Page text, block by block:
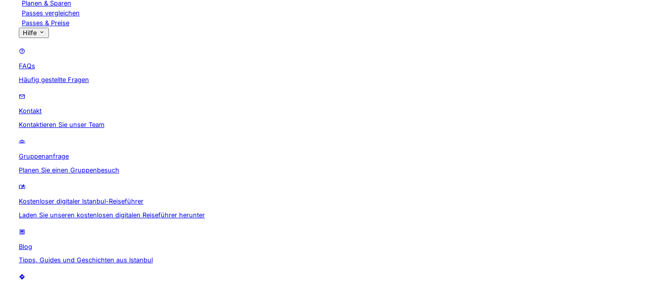
Planen & Sparen
Passes vergleichen
Passes & Preise
Hilfe
FAQs
Häufig gestellte Fragen
Kontakt
Kontaktieren Sie unser Team
Gruppenanfrage
Planen Sie einen Gruppenbesuch
Kostenloser digitaler Istanbul-Reiseführer
Laden Sie unseren kostenlosen digitalen Reiseführer herunter
Blog
Tipps, Guides und Geschichten aus Istanbul